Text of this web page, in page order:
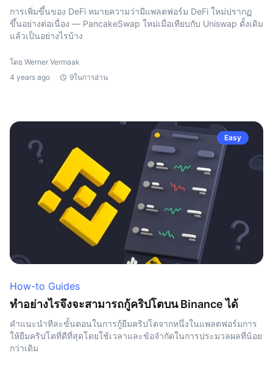
การเพิ่มขึ้นของ DeFi หมายความว่ามีแพลตฟอร์ม DeFi ใหม่ปรากฏ
ขึ้นอย่างต่อเนื่อง — PancakeSwap ใหม่เมื่อเทียบกับ Uniswap ดั้งเดิม
แล้วเป็นอย่างไรบ้าง
โดย Werner Vermaak
4 years ago
9ในการอ่าน
Easy
How-to Guides
ทำอย่างไรจึงจะสามารถกู้คริปโตบน Binance ได้
คำแนะนำทีละขั้นตอนในการกู้ยืมคริปโตจากหนึ่งในแพลตฟอร์มการ
ให้ยืมคริปโตที่ดีที่สุดโดยใช้เวลาและข้อจำกัดในการประมวลผลที่น้อย
กว่าเดิม